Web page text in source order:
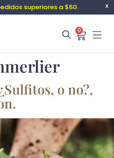
X
superiores a $60.
0
o no?,